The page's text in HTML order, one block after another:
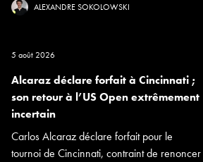
ALEXANDRE SOKOLOWSKI
5 août 2026
Alcaraz déclare forfait à Cincinnati ;
son retour à l’US Open extrêmement
incertain
Carlos Alcaraz déclare forfait pour le
tournoi de Cincinnati, contraint de renoncer